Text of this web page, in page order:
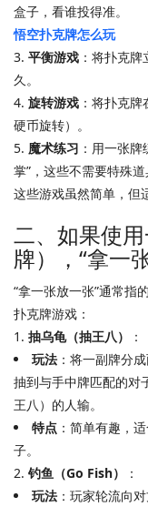
盒子，看谁投得准。
悟空扑克牌怎么玩
3. 平衡游戏 ：将扑克
久。
4. 旋转游戏 ：将扑克
硬币旋转）。
5. 魔术练习 ：用一张
掌”，这些不需要特殊道
这些游戏虽然简单，但
二、如果使
牌），“拿一
“拿一张放一张”通常指
扑克牌游戏：
1. 抽乌龟（抽王八）
：
玩法 ：将一副牌分
抽到与手中牌匹配的对
王八）的人输。
特点 ：简单有趣，
子。
2. 钓鱼（Go Fish）
：
玩法 ：玩家轮流向